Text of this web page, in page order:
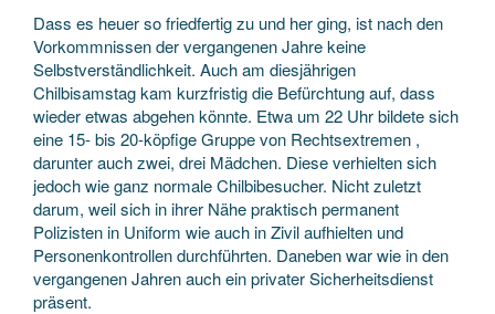
Dass es heuer so friedfertig zu und her ging, ist nach den
Vorkommnissen der vergangenen Jahre keine
Selbstverständlichkeit. Auch am diesjährigen
Chilbisamstag kam kurzfristig die Befürchtung auf, dass
wieder etwas abgehen könnte. Etwa um 22 Uhr bildete sich
eine 15- bis 20-köpfige Gruppe von Rechtsextremen ,
darunter auch zwei, drei Mädchen. Diese verhielten sich
jedoch wie ganz normale Chilbibesucher. Nicht zuletzt
darum, weil sich in ihrer Nähe praktisch permanent
Polizisten in Uniform wie auch in Zivil aufhielten und
Personenkontrollen durchführten. Daneben war wie in den
vergangenen Jahren auch ein privater Sicherheitsdienst
präsent.